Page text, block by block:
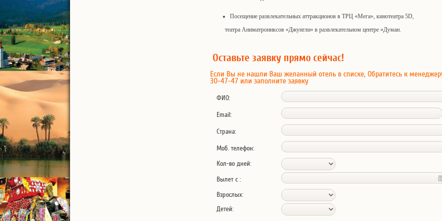
Посещение развлекательных аттракционов в ТРЦ «Мега», кинотеатра 5D,
театра Аниматрониксов «Джунгли» в развлекательном центре «Думан.
Оставьте заявку прямо сейчас!
Если Вы не нашли Ваш желанный отель в списке, Обратитесь к
30-47-47 или заполните заявку
ФИО:
Email:
Страна:
Моб. телефон:
Кол-во дней:
Вылет с :
Взрослых:
Детей: